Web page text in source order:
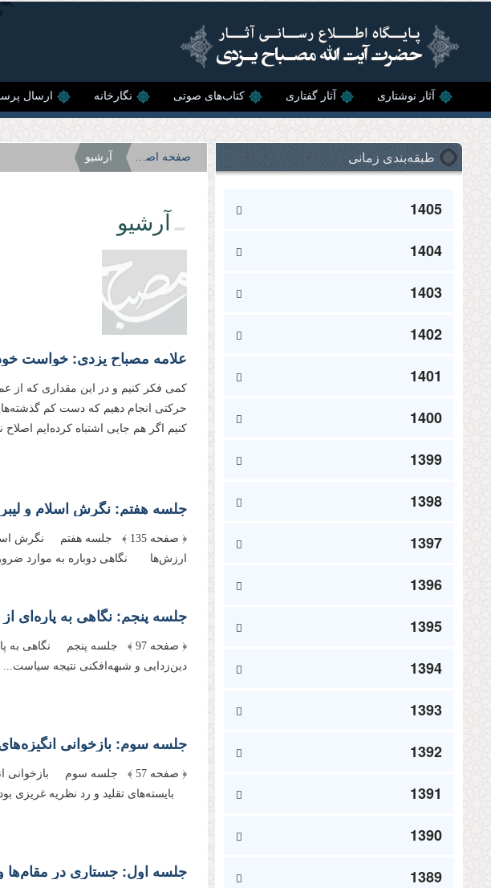
آثار نوشتاری آثار گفتاری کتاب‌های صوتی نگارخانه ارسال
طبقه‌بندی زمانی
1405
1404
1403
1402
1401
1400
1399
1398
1397
1396
1395
1394
1393
1392
1391
1390
1389
صفحه اصلی آرشیو
آرشیو
کمی فکر کنیم و در این مقداری که از
حرکتی انجام دهیم که دست کم
کنیم اگر هم جایی اشتباه کرده‌ایم اصلاح
﴿ صفحه 135 ﴾ جلسه هفتم نگرش
ارزش‌‌ها نگاهى دوباره به موارد
جلسه پنجم: نگاهى به پاره‌‌اى
﴿ صفحه 97 ﴾ جلسه پنجم نگاهى
دین‌‌زدایى و شبهه‌‌افكنى نتیجه سیاست...
جلسه سوم: بازخوانى
﴿ صفحه 57 ﴾ جلسه سوم
بایسته‌‌هاى تقلید و رد نظریه غریزى